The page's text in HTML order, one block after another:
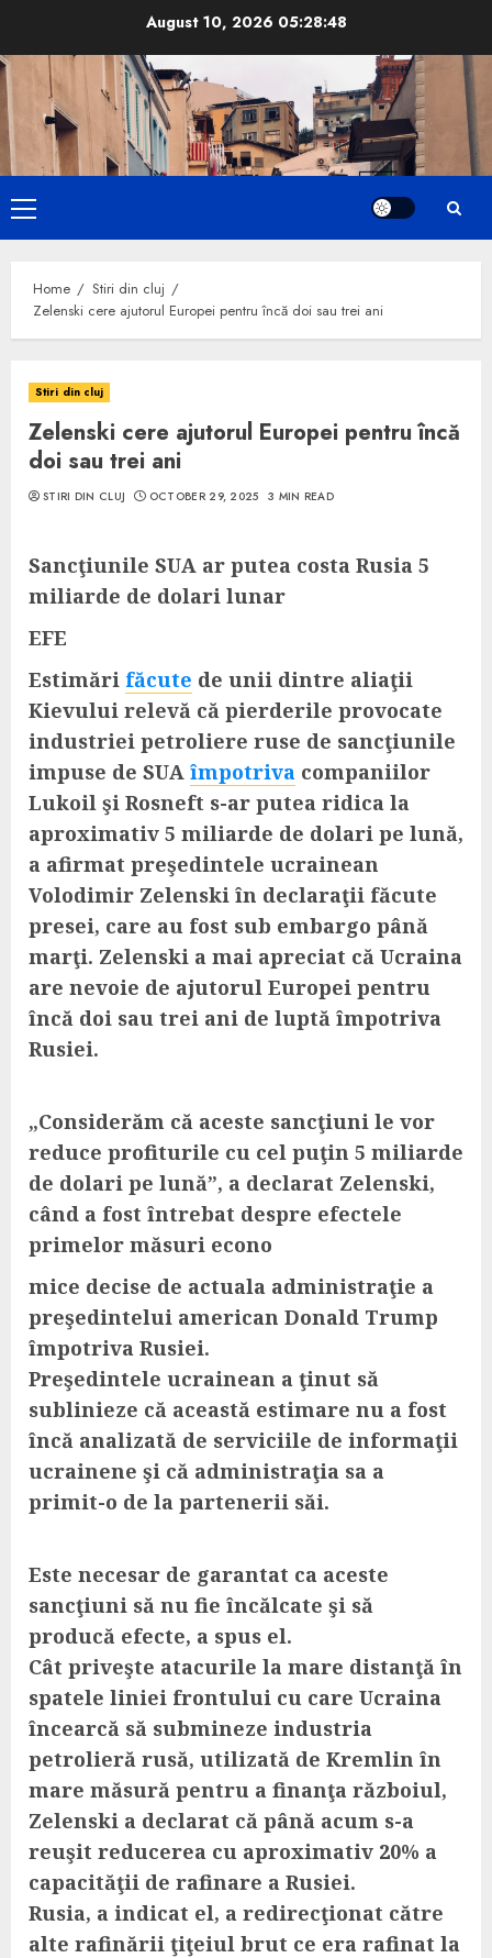
content
August 10, 2026 05:28:49
Primary
Menu
Home
Stiri din cluj
Zelenski cere ajutorul Europei pentru încă doi sau trei ani
Stiri din cluj
Zelenski cere ajutorul Europei pentru încă
doi sau trei ani
STIRI DIN CLUJ OCTOBER 29, 2025 3 MIN READ
Sancţiunile SUA ar putea costa Rusia 5
miliarde de dolari lunar
EFE
Estimări făcute de unii dintre aliaţii
Kievului relevă că pierderile provocate
industriei petroliere ruse de sancţiunile
impuse de SUA împotriva companiilor
Lukoil şi Rosneft s-ar putea ridica la
aproximativ 5 miliarde de dolari pe lună,
a afirmat preşedintele ucrainean
Volodimir Zelenski în declaraţii făcute
presei, care au fost sub embargo până
marţi. Zelenski a mai apreciat că Ucraina
are nevoie de ajutorul Europei pentru
încă doi sau trei ani de luptă împotriva
Rusiei.
„Considerăm că aceste sancţiuni le vor
reduce profiturile cu cel puţin 5 miliarde
de dolari pe lună”, a declarat Zelenski,
când a fost întrebat despre efectele
primelor măsuri econo
mice decise de actuala administraţie a
preşedintelui american Donald Trump
împotriva Rusiei.
Preşedintele ucrainean a ţinut să
sublinieze că această estimare nu a fost
încă analizată de serviciile de informaţii
ucrainene şi că administraţia sa a
primit-o de la partenerii săi.
Este necesar de garantat ca aceste
sancţiuni să nu fie încălcate şi să
producă efecte, a spus el.
Cât priveşte atacurile la mare distanţă în
spatele liniei frontului cu care Ucraina
încearcă să submineze industria
petrolieră rusă, utilizată de Kremlin în
mare măsură pentru a finanţa războiul,
Zelenski a declarat că până acum s-a
reuşit reducerea cu aproximativ 20% a
capacităţii de rafinare a Rusiei.
Rusia, a indicat el, a redirecţionat către
alte rafinării ţiţeiul brut ce era rafinat la